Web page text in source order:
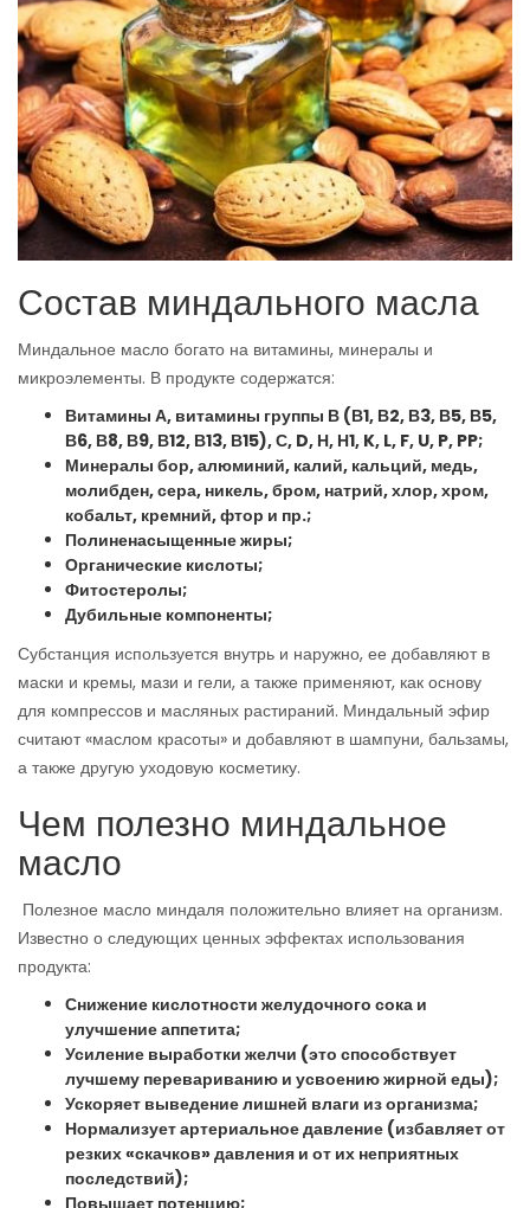
Состав миндального масла
Миндальное масло богато на витамины, минералы и
микроэлементы. В продукте содержатся:
Витамины А, витамины группы В (В1, В2, В3, В5, В5,
В6, В8, В9, В12, В13, В15), С, D, Н, Н1, K, L, F, U, P, PP;
Минералы бор, алюминий, калий, кальций, медь,
молибден, сера, никель, бром, натрий, хлор, хром,
кобальт, кремний, фтор и пр.;
Полиненасыщенные жиры;
Органические кислоты;
Фитостеролы;
Дубильные компоненты;
Субстанция используется внутрь и наружно, ее добавляют в
маски и кремы, мази и гели, а также применяют, как основу
для компрессов и масляных растираний. Миндальный эфир
считают «маслом красоты» и добавляют в шампуни, бальзамы,
а также другую уходовую косметику.
Чем полезно миндальное
масло
Полезное масло миндаля положительно влияет на организм.
Известно о следующих ценных эффектах использования
продукта:
Снижение кислотности желудочного сока и
улучшение аппетита;
Усиление выработки желчи (это способствует
лучшему перевариванию и усвоению жирной еды);
Ускоряет выведение лишней влаги из организма;
Нормализует артериальное давление (избавляет от
резких «скачков» давления и от их неприятных
последствий);